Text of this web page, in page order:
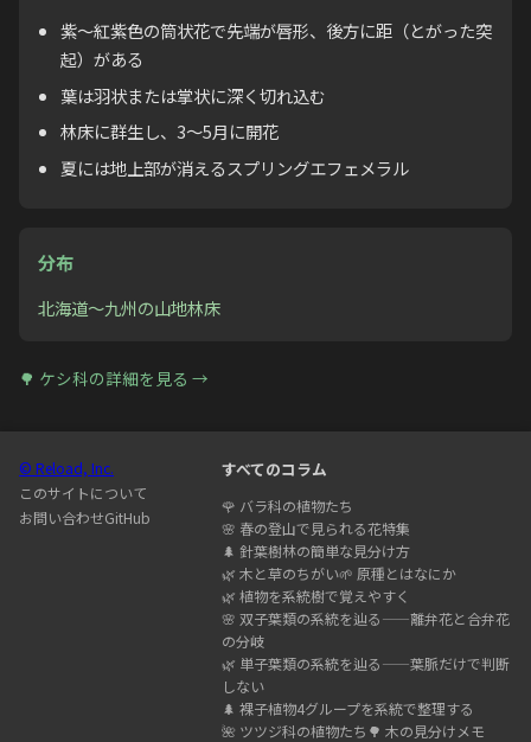
紫〜紅紫色の筒状花で先端が唇形、後方に距（とがった突
起）がある
葉は羽状または掌状に深く切れ込む
林床に群生し、3〜5月に開花
夏には地上部が消えるスプリングエフェメラル
分布
北海道〜九州の山地林床
🌳 ケシ科の詳細を見る →
© Reload, Inc.
このサイトについて
お問い合わせGitHub
すべてのコラム
🌹 バラ科の植物たち
🌸 春の登山で見られる花特集
🌲 針葉樹林の簡単な見分け方
🌿 木と草のちがい🌱 原種とはなにか
🌿 植物を系統樹で覚えやすく
🌸 双子葉類の系統を辿る——離弁花と合弁花
の分岐
🌿 単子葉類の系統を辿る——葉脈だけで判断
しない
🌲 裸子植物4グループを系統で整理する
🌺 ツツジ科の植物たち 🌳 木の見分けメモ